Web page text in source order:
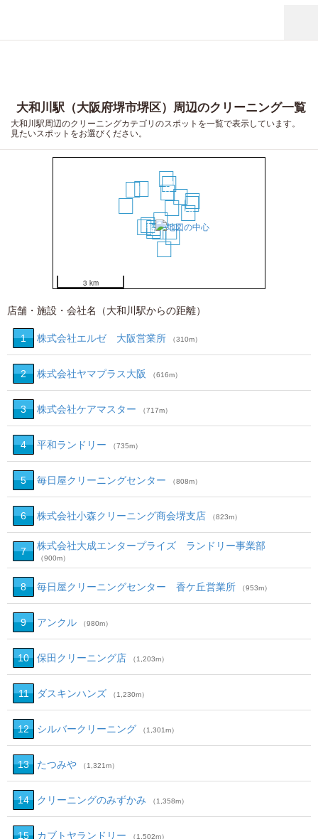
大和川駅（大阪府堺市堺区）周辺のクリーニング一覧
大和川駅周辺のクリーニングカテゴリのスポットを一覧で表示しています。
見たいスポットをお選びください。
1
2
3
456
7 8
9 10
11
12
13
14
16
18
19
20
3 km
店舗・施設・会社名（大和川駅からの距離）
1 株式会社エルゼ 大阪営業所 （310m）
2 株式会社ヤマプラス大阪 （616m）
3 株式会社ケアマスター （717m）
4 平和ランドリー （735m）
5 毎日屋クリーニングセンター （808m）
6 株式会社小森クリーニング商会堺支店 （823m）
7 株式会社大成エンタープライズ ランドリー事業部
（900m）
8 毎日屋クリーニングセンター 香ケ丘営業所 （953m）
9 アンクル （980m）
10 保田クリーニング店 （1,203m）
11 ダスキンハンズ （1,230m）
12 シルバークリーニング （1,301m）
13 たつみや （1,321m）
14 クリーニングのみずかみ （1,358m）
15 カブトヤランドリー （1,502m）